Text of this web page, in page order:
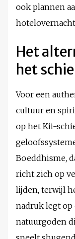
ook plannen
Het
het
Voor een
cultuur en
op het Kii-
Boeddhisme,
richt zich op
lijden, terwijl
nadruk legt op
natuurgoden